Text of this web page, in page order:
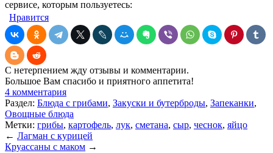
сервисе, которым пользуетесь:
Нравится
С нетерпением жду отзывы и комментарии.
Большое Вам спасибо и приятного аппетита!
4 комментария
Раздел: Блюда с грибами, Закуски и бутерброды, Запеканки,
Овощные блюда
Метки: грибы, картофель, лук, сметана, сыр, чеснок, яйцо
← Лагман с курицей
Круассаны с маком →